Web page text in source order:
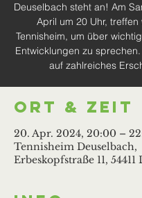
Deuselbach steht an! Am
April um 20 Uhr, treffen
Tennisheim, um über
Entwicklungen zu
auf zahlreiches
Ort & Zeit
20. Apr. 2024, 20:00 –
Tennisheim Deuselbach,
Erbeskopfstraße 11, 54411